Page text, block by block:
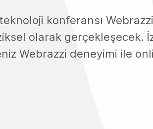
konferansı
olarak gerçekleşecek.
Webrazzi deneyimi ile